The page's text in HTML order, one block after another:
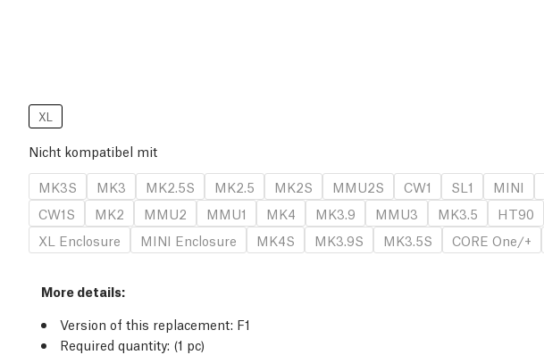
XL
Nicht kompatibel mit
MK3S
MK3 MK2.5S MK2.5 MK2S MMU2S CW1 SL1 MINI
CW1S
MK2 MMU2 MMU1 MK4 MK3.9 MMU3 MK3.5 HT90
XL Enclosure
MINI Enclosure MK4S MK3.9S MK3.5S CORE One/+
More details:
Version of this replacement: F1
Required quantity: (1 pc)